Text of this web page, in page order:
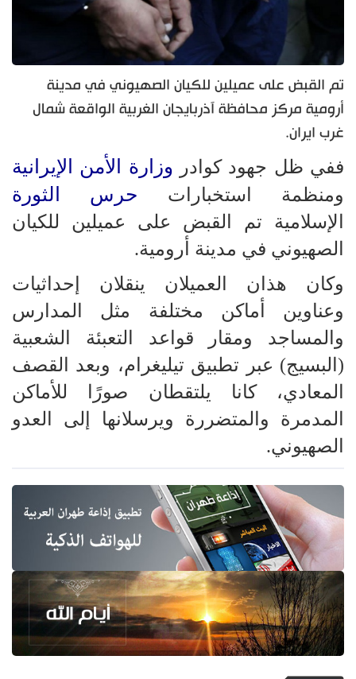
تم القبض على عميلين للكيان الصهيوني في مدينة
أرومية مركز محافظة آذربايجان الغربية الواقعة شمال
غرب ايران.
ففي ظل جهود كوادر وزارة الأمن الإيرانية
ومنظمة استخبارات حرس الثورة
الإسلامية تم القبض على عميلين للكيان
الصهيوني في مدينة أرومية.
وكان هذان العميلان ينقلان إحداثيات
وعناوين أماكن مختلفة مثل المدارس
والمساجد ومقار قواعد التعبئة الشعبية
(البسيج) عبر تطبيق تيليغرام، وبعد القصف
المعادي، كانا يلتقطان صورًا للأماكن
المدمرة والمتضررة ويرسلانها إلى العدو
الصهيوني.